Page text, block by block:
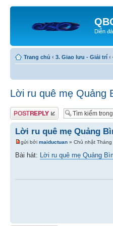
Diễn
Trang chủ ‹ 3. Giao lưu - Giải trí ‹
Lời ru quê mẹ Quảng
Gửi bài trả lời
Lời ru quê mẹ Quảng
gửi bởi maiductuan » Chủ nhật
Bài hát: Lời ru quê mẹ Quảng